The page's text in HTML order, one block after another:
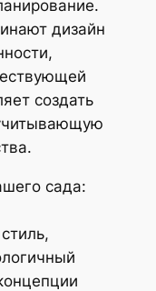
дизайн
создать
сада: